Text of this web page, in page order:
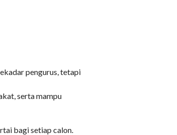
pengurus, tetapi
serta mampu
bagi setiap calon.